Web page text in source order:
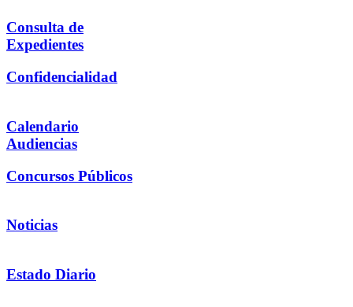
Consulta de
Expedientes
Confidencialidad
Calendario
Audiencias
Concursos Públicos
Noticias
Estado Diario